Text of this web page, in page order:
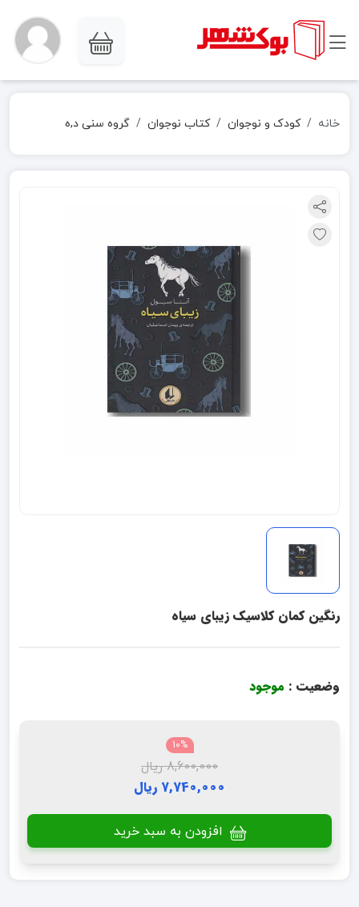
خانه کودک و نوجوان کتاب نوجوان گروه سنی د,ه
رنگین کمان کلاسیک زیبای سیاه
وضعیت : موجود
10%
8,600,000 ریال
7,740,000 ریال
افزودن به سبد خرید